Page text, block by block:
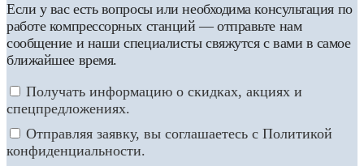
Если у вас есть вопросы или необходима консультация по
работе компрессорных станций — отправьте нам
сообщение и наши специалисты свяжутся с вами в самое
ближайшее время.
Получать информацию о скидках, акциях и
спецпредложениях.
Отправляя заявку, вы соглашаетесь с Политикой
конфиденциальности.